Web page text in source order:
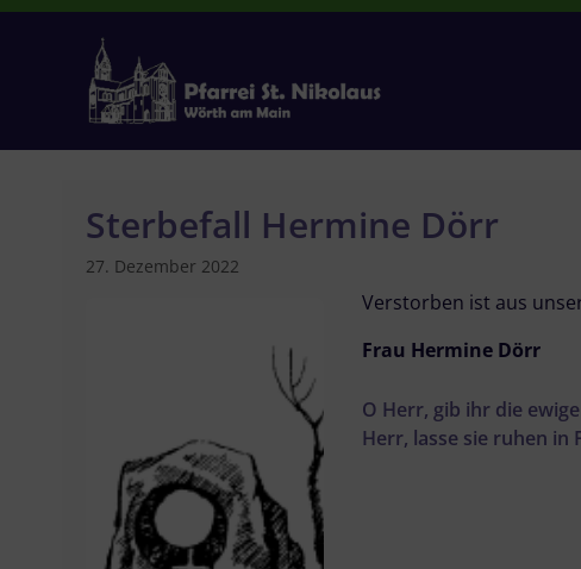
Zum
Sterbefall Hermine Dörr
27. Dezember 2022
Verstorben ist aus
Frau Hermine Dörr
O Herr, gib ihr die
Herr, lasse sie ruhen in